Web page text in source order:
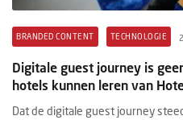
BRANDED CONTENT TECHNOLOGIE
Digitale guest journey is
hotels kunnen leren van
Dat de digitale guest journey